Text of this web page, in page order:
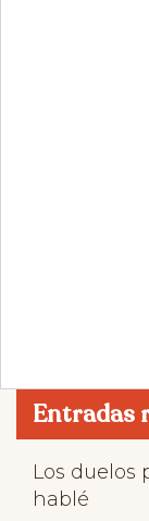
Entradas
Los duelos
hablé